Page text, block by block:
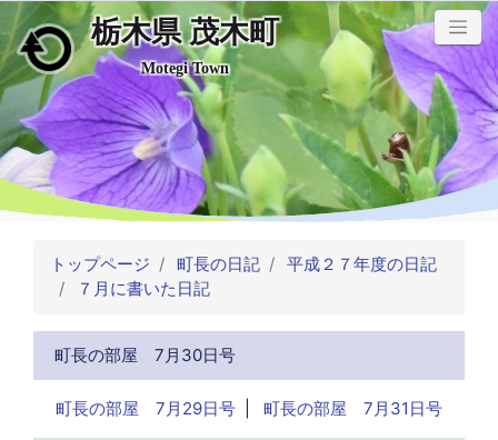
メインコンテンツにスキップ
栃木県 茂木町
Motegi Town
トップページ 町長の日記
平成２７年度の日記
７月に書いた日記
町長の部屋 7月30日号
町長の部屋 7月29日号 町長の部屋 7月31日号